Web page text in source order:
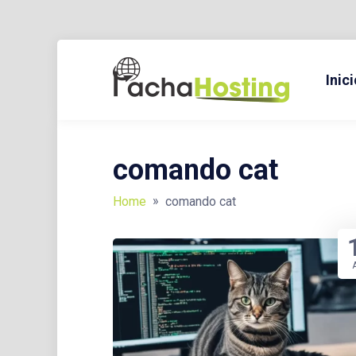
BLOG Y TUTORIALES SOBRE HOSTING, DOMINIOS,
comando cat
Home » comando cat